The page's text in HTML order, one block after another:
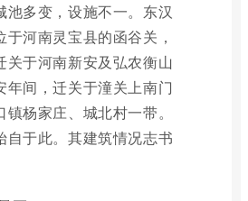
池多变，设施不一。东汉
于河南灵宝县的函谷关，
关于河南新安及弘农衡山
年间，迁关于潼关上南门
杨家庄、城北村一带。
自于此。其建筑情况志书